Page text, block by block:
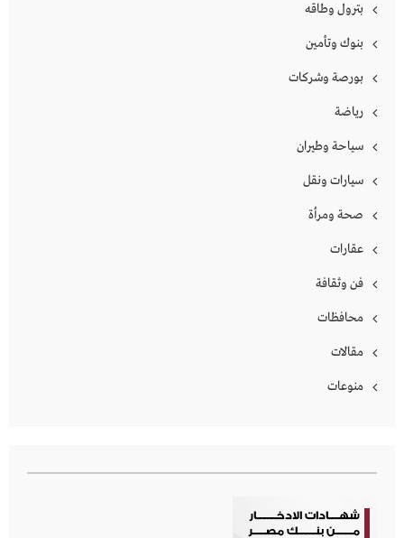
بترول وطاقه
بنوك وتأمين
بورصة وشركات
رياضة
سياحة وطيران
سيارات ونقل
صحة ومرأة
عقارات
فن وثقافة
محافظات
مقالات
منوعات